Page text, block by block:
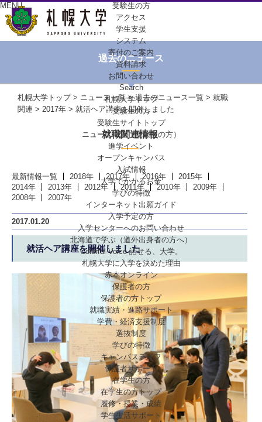
MENU
受験生の方
アクセス
学生支援
システム
寄付のご案内
資料請求
お問い合わせ
Search
札幌大学トップ
受験生の方
受験生サイトトップ
ニュース一覧（受験生の方）
進学イベント
オープンキャンパス
入試情報
大学でかかるお金
学びの特徴
インターネット出願ガイド
入学予定の方
入学センターへのお問い合わせ
北海道で学ぶ （道外出身者の方へ）
Colorful-Voice話せる、大学。
札幌大学に入学を決めた理由
赤本オンライン
保護者の方
保護者の方トップ
就職実績・進路サポート
学費・経済支援制度
選抜制度
学びの特徴
キャンパスライフ
保護者サポート
在学生の方
在学生の方トップ
履修・授業・成績
学生生活サポート
過去のニュース
札幌大学トップ> ニュース一覧>過去のニュース一覧 > 就職
関連 > 2017年 > 就活ヘア講座を開催しました
就職関連情報
最新情報一覧 2018年 2017年 2016年
2015年
2014年
2013年 2012年 2011年 2010年
2009年
2008年
2007年
2017.01.20
就活ヘア講座を開催しました